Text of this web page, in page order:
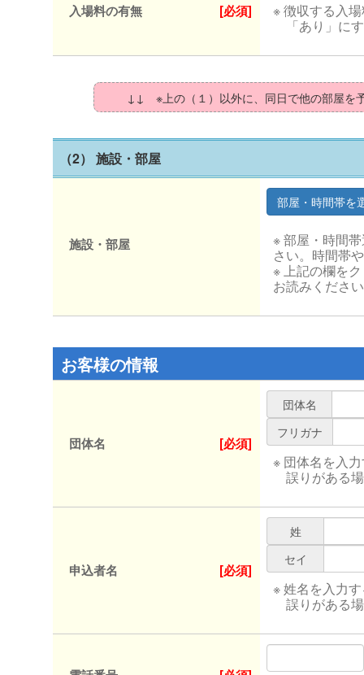
入場料の有無 [必須]
※ 徴収する入
「あり」に
↓↓ ※上の（１）以外に、同日で他の部屋
（2） 施設・部屋
施設・部屋
※ 部屋・時間
さい。時間帯
※ 上記の欄を
お読みくださ
お客様の情報
団体名 [必須]
団体名
フリガナ
※ 団体名を入
誤りがある
申込者名 [必須]
姓
セイ
※ 姓名を入力
誤りがある